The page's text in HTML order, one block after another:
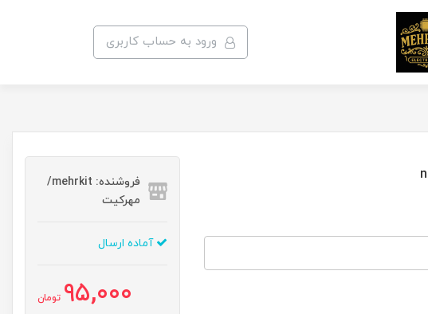
ورود به حساب کاربری
فروشنده: mehrkit/
مهرکیت
آماده ارسال
95,000 تومان